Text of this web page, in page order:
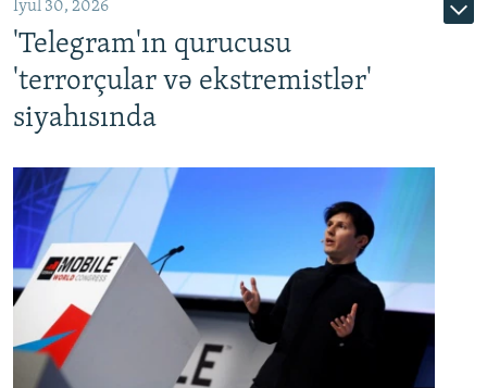
İyul 30, 2026
'Telegram'ın qurucusu
'terrorçular və ekstremistlər'
siyahısında